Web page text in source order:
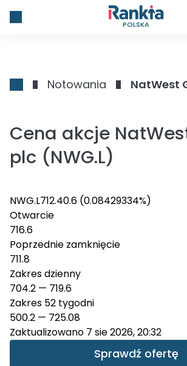
POLSKA
Notowania NatWest
Cena akcje
plc (NWG.L)
NWG.L712.40.6 (0.08429334%)
Otwarcie
716.6
Poprzednie zamknięcie
711.8
Zakres dzienny
704.2 — 719.6
Zakres 52 tygodni
500.2 — 725.08
Zaktualizowano 7 sie 2026, 20:32
Sprawdź ofertę